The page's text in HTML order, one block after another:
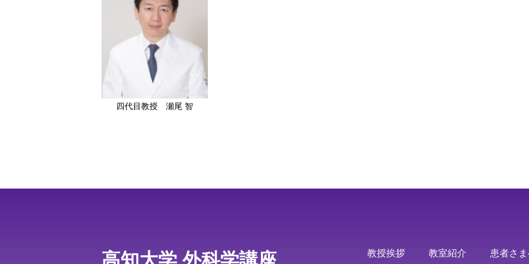
四代目教授 瀬尾 智
教授挨拶 教室紹介 患者さ